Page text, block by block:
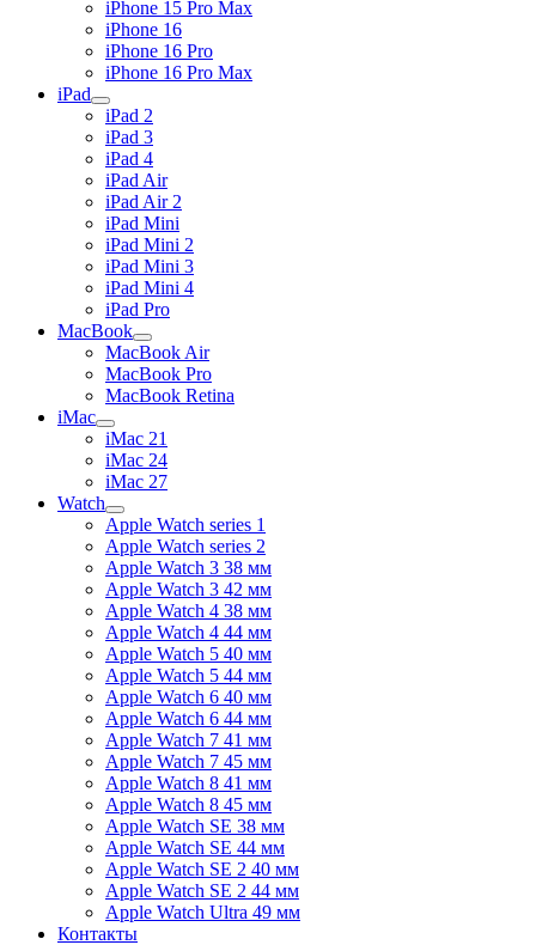
iPhone 15 Pro Max
iPhone 16
iPhone 16 Pro
iPhone 16 Pro Max
iPad
iPad 2
iPad 3
iPad 4
iPad Air
iPad Air 2
iPad Mini
iPad Mini 2
iPad Mini 3
iPad Mini 4
iPad Pro
MacBook
MacBook Air
MacBook Pro
MacBook Retina
iMac
iMac 21
iMac 24
iMac 27
Watch
Apple Watch series 1
Apple Watch series 2
Apple Watch 3 38 мм
Apple Watch 3 42 мм
Apple Watch 4 38 мм
Apple Watch 4 44 мм
Apple Watch 5 40 мм
Apple Watch 5 44 мм
Apple Watch 6 40 мм
Apple Watch 6 44 мм
Apple Watch 7 41 мм
Apple Watch 7 45 мм
Apple Watch 8 41 мм
Apple Watch 8 45 мм
Apple Watch SE 38 мм
Apple Watch SE 44 мм
Apple Watch SE 2 40 мм
Apple Watch SE 2 44 мм
Apple Watch Ultra 49 мм
Контакты